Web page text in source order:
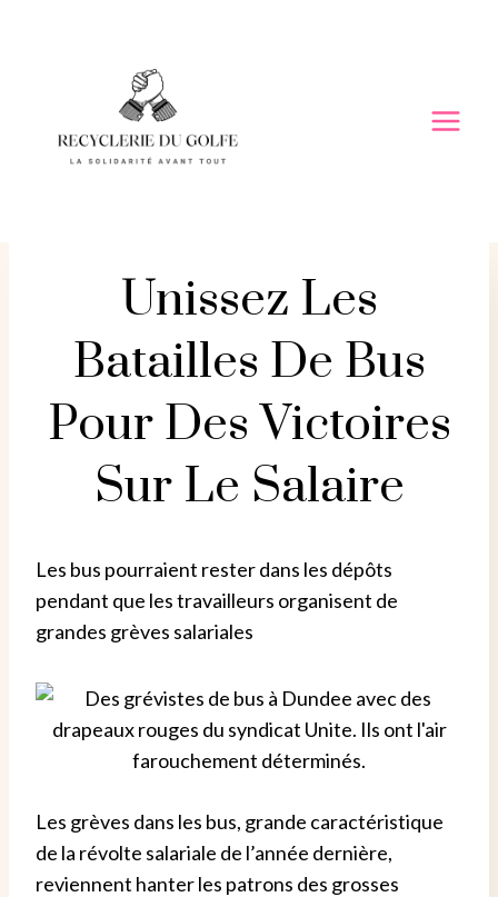
Unissez Les
Batailles De Bus
Pour Des Victoires
Sur Le Salaire
Les bus pourraient rester dans les dépôts
pendant que les travailleurs organisent de
grandes grèves salariales
Les grèves dans les bus, grande caractéristique
de la révolte salariale de l’année dernière,
reviennent hanter les patrons des grosses